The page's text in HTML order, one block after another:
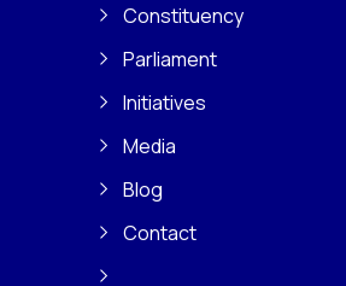
Constituency
Parliament
Initiatives
Media
Blog
Contact